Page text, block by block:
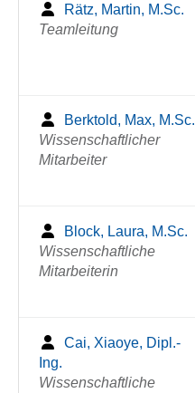
Rätz, Martin, M.Sc.
Teamleitung
Berktold, Max, M.Sc.
Wissenschaftlicher
Mitarbeiter
Block, Laura, M.Sc.
Wissenschaftliche
Mitarbeiterin
Cai, Xiaoye, Dipl.-
Ing.
Wissenschaftliche